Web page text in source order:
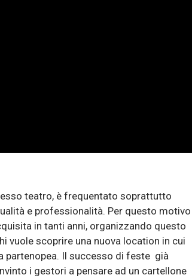
teatro, è frequentato soprattutto
e professionalità. Per questo motivo
in tanti anni, organizzando questo
vuole scoprire una nuova location in cui
partenopea. Il successo di feste già
i gestori a pensare ad un cartellone